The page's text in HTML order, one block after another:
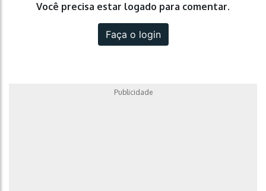
Você precisa estar logado para comentar.
Faça o login
Publicidade